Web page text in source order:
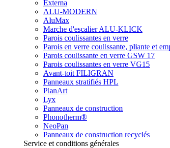
Externa
ALU-MODERN
AluMax
Marche d'escalier ALU-KLICK
Parois coulissantes en verre
Parois en verre coulissante, pliante et
Parois coulissante en verre GSW 17
Parois coulissantes en verre VG15
Avant-toit FILIGRAN
Panneaux stratifiés HPL
PlanArt
Lyx
Panneaux de construction
Phonotherm®
NeoPan
Panneaux de construction recyclés
Service et conditions générales